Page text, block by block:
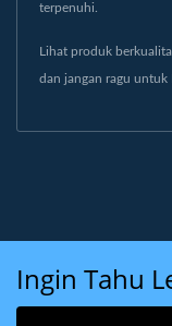
terpenuhi.
Lihat produk
dan jangan ragu untuk
Ingin Tahu